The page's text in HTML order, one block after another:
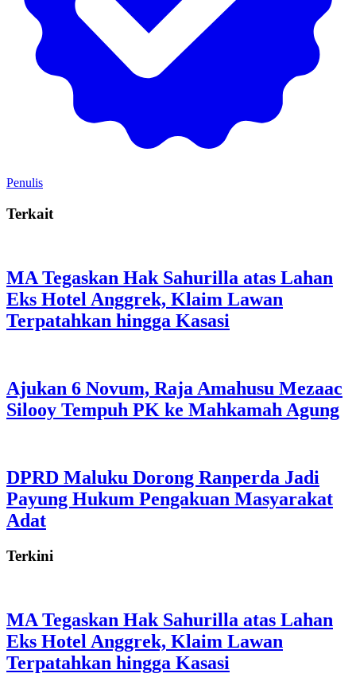
Penulis
Terkait
MA Tegaskan Hak Sahurilla atas Lahan
Eks Hotel Anggrek, Klaim Lawan
Terpatahkan hingga Kasasi
Ajukan 6 Novum, Raja Amahusu Mezaac
Silooy Tempuh PK ke Mahkamah Agung
DPRD Maluku Dorong Ranperda Jadi
Payung Hukum Pengakuan Masyarakat
Adat
Terkini
MA Tegaskan Hak Sahurilla atas Lahan
Eks Hotel Anggrek, Klaim Lawan
Terpatahkan hingga Kasasi